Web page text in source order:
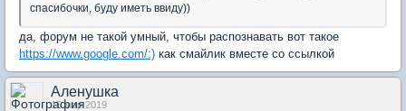
спасибочки, буду иметь ввиду))
да, форум не такой умный, чтобы распознавать вот такое
https://www.google.com/:) как смайлик вместе со ссылкой
Аленушка
15 мар 2019